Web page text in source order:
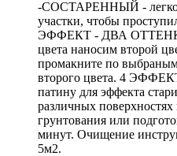
-СОСТАРЕННЫЙ - легко
участки, чтобы
ЭФФЕКТ - ДВА ОТТЕНКА
цвета наносим второй
промакните по
второго цвета. 4
патину для эффекта
различных поверхностях
грунтования или
минут. Очищение
5м2.